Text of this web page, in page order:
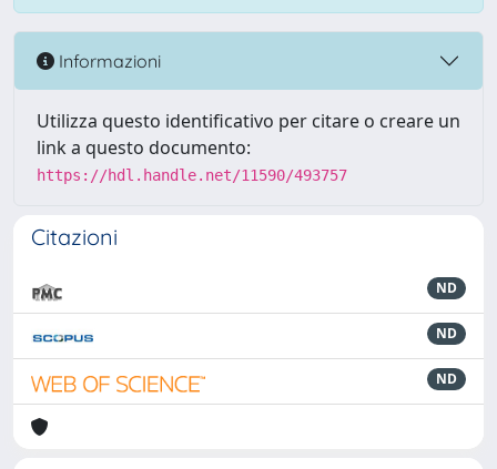
Informazioni
Utilizza questo identificativo per citare o creare un
link a questo documento:
https://hdl.handle.net/11590/493757
Citazioni
ND
ND
ND